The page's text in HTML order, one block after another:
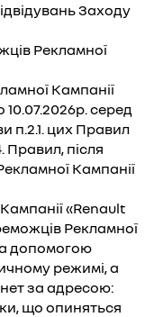
Заходу
Рекламної
Кампанії
10.07.2026р. серед
п.2.1. цих Правил
Правил, після
Кампанії
«Renault
Рекламної
допомогою
режимі, а
за адресою:
що опиняться